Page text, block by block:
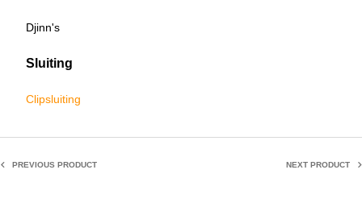
Djinn's
Sluiting
Clipsluiting
PREVIOUS PRODUCT NEXT PRODUCT